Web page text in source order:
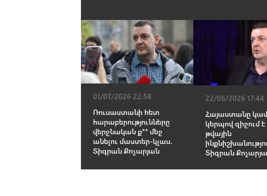
01/07/2026 22:58
Ռուսաստանի հետ
հարաբերությունները
վերջնական ք** մեջ
անելու մաստեր-կլաս.
Տիգրան Քոչարյան
22/06/2026 17:44
Հայաստանը
կերպով զիջում է
թվային
Տիգրան